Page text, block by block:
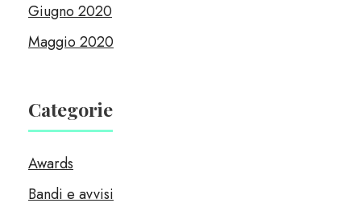
Giugno 2020
Maggio 2020
Categorie
Awards
Bandi e avvisi